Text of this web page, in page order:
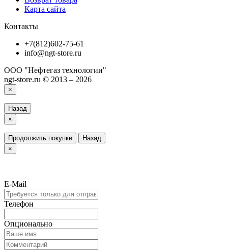
Карта сайта
Контакты
+7(812)602-75-61
info@ngt-store.ru
ООО "Нефтегаз технологии"
ngt-store.ru © 2013 – 2026
×
Назад
×
Продолжить покупки
Назад
×
E-Mail
Телефон
Опционально